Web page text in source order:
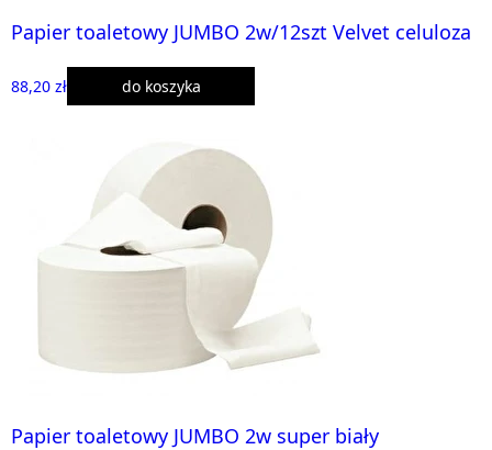
Papier toaletowy JUMBO 2w/12szt Velvet celuloza
88,20 zł do koszyka
Papier toaletowy JUMBO 2w super biały